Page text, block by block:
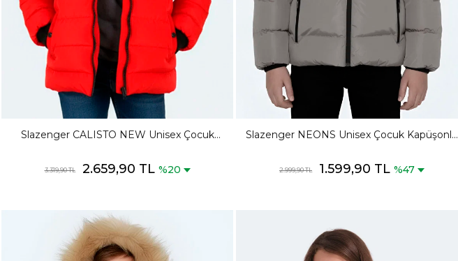
Slazenger CALISTO NEW Unisex Çocuk
3.319,90 TL 2.659,90 TL %20
Slazenger NEONS Unisex Çocuk Kapüşonlu
2.999,90 TL 1.599,90 TL %47